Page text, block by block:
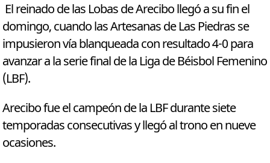
El reinado de las Lobas de Arecibo llegó a su fin el
domingo, cuando las Artesanas de Las Piedras se
impusieron vía blanqueada con resultado 4-0 para
avanzar a la serie final de la Liga de Béisbol Femenino
(LBF).
Arecibo fue el campeón de la LBF durante siete
temporadas consecutivas y llegó al trono en nueve
ocasiones.